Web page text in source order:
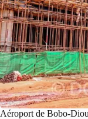
Aéroport de Bobo-